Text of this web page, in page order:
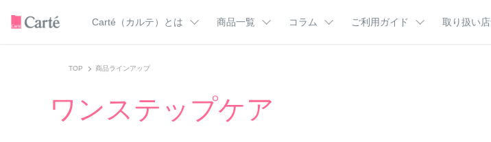
Carté（カルテ）とは 商品一覧 コラム ご利用ガイド 取り扱い
Carté（カルテ）のこだわり
カテゴリー一覧
洗顔料
化粧水
美肌マンガ
TOP 商品ラインアップ
ワンステップケア